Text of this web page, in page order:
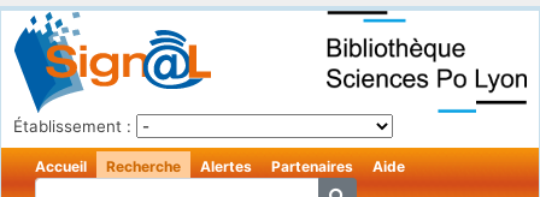
Établissement :
Accueil Recherche Alertes Partenaires Aide